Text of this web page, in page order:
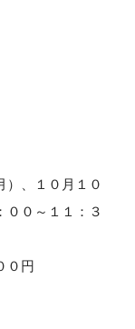
）、１０月１０
０～１１：３
円